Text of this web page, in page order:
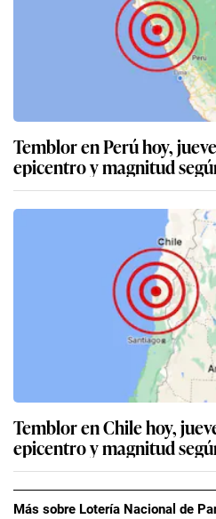
Temblor en Perú hoy,
epicentro y magnitud
Temblor en Chile hoy,
epicentro y magnitud
Más sobre Lotería Nacional de